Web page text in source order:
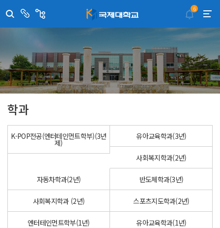
센
국제대학교 입학안내
학술정보원
학생생활관
국제교류센터
산학협력단
평생교육원
교수학습지원센터
무선인터넷이용안내
포탈사이트
증명발급사이트
국제무인항공
6
학과
K-POP전공(엔터테인먼트학부)(3년
제)
유아교육학과(3년)
사회복지학과(2년)
자동차학과(2년) 반도체학과(3년)
사회복지학과 (2년) 스포츠지도학과(2년)
엔터테인먼트학부(1년) 유아교육학과(1년)